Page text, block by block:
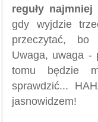
reguły najmniej
gdy wyjdzie
przeczytać, bo
Uwaga, uwaga -
tomu będzie
sprawdzić...
jasnowidzem!